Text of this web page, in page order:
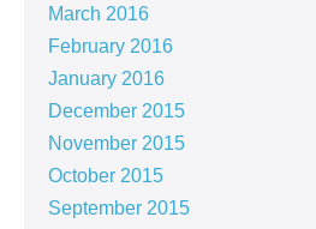
March 2016
February 2016
January 2016
December 2015
November 2015
October 2015
September 2015